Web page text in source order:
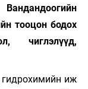
Вандандоогийн
тооцон бодох
чиглэлүүд,
иж